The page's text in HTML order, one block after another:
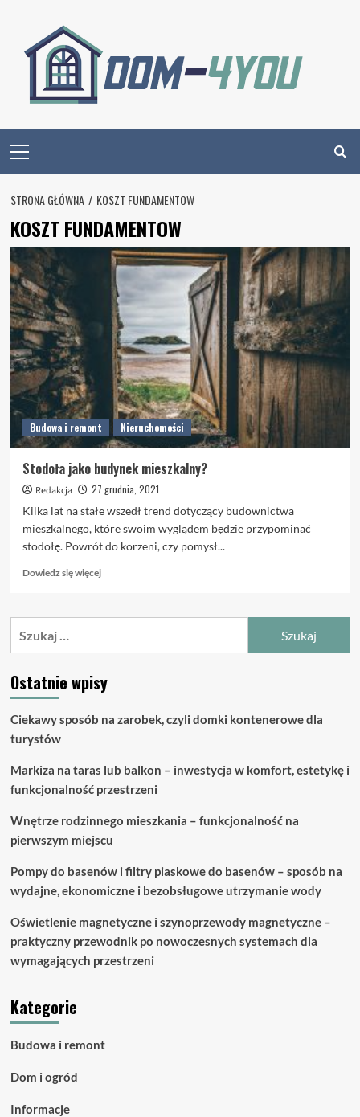
content
Menu
STRONA GŁÓWNA KOSZT FUNDAMENTOW
KOSZT FUNDAMENTOW
Budowa i remont Nieruchomości
Stodoła jako budynek mieszkalny?
Redakcja
27 grudnia, 2021
Kilka lat na stałe wszedł trend dotyczący budownictwa
mieszkalnego, które swoim wyglądem będzie przypominać
stodołę. Powrót do korzeni, czy pomysł...
Dowiedz się więcejDowiedz
o
mieszkalny?
Ostatnie wpisy
Ciekawy sposób na zarobek, czyli domki kontenerowe dla
turystów
Markiza na taras lub balkon – inwestycja w komfort, estetykę i
funkcjonalność przestrzeni
Wnętrze rodzinnego mieszkania – funkcjonalność na
pierwszym miejscu
Pompy do basenów i filtry piaskowe do basenów – sposób na
wydajne, ekonomiczne i bezobsługowe utrzymanie wody
Oświetlenie magnetyczne i szynoprzewody magnetyczne –
praktyczny przewodnik po nowoczesnych systemach dla
wymagających przestrzeni
Kategorie
Budowa i remont
Dom i ogród
Informacje